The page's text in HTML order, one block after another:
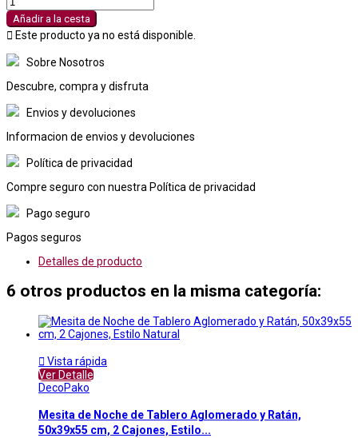
Añadir a la cesta
 Este producto ya no está disponible.
Sobre Nosotros
Descubre, compra y disfruta
Envios y devoluciones
Informacion de envios y devoluciones
Política de privacidad
Compre seguro con nuestra Política de privacidad
Pago seguro
Pagos seguros
Detalles de producto
6 otros productos en la misma categoría:
 Vista rápida
Ver Detalle
DecoPako
Mesita de Noche de Tablero Aglomerado y Ratán,
50x39x55 cm, 2 Cajones, Estilo...